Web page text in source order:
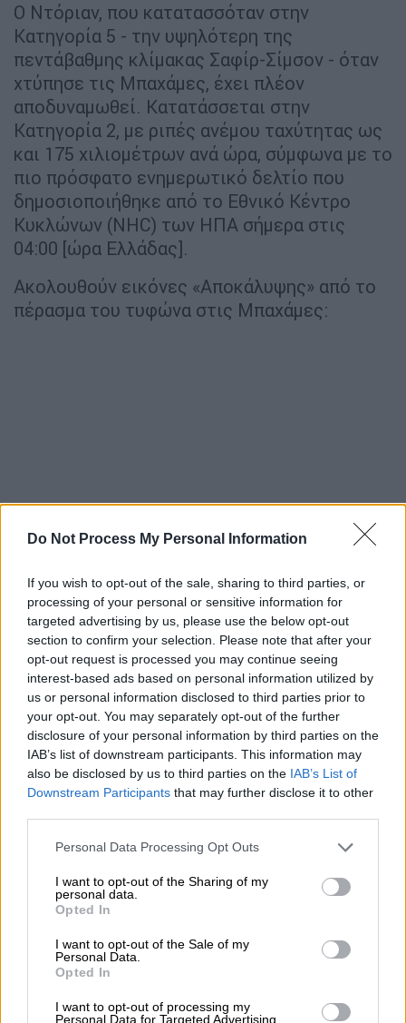
Do Not Process My Personal Information
If you wish to opt-out of the sale, sharing to third parties, or
processing of your personal or sensitive information for
targeted advertising by us, please use the below opt-out
section to confirm your selection. Please note that after your
opt-out request is processed you may continue seeing
interest-based ads based on personal information utilized by
us or personal information disclosed to third parties prior to
your opt-out. You may separately opt-out of the further
disclosure of your personal information by third parties on the
IAB’s list of downstream participants. This information may
also be disclosed by us to third parties on the IAB’s List of
Downstream Participants that may further disclose it to other
Please note that this website/app uses one or more Google
not limited to your visit or usage behaviour. You may click to
grant or deny consent to Google and its third-party tags to
use your data for below specified purposes in below Google
consent section.
Personal Data Processing Opt Outs
I want to opt-out of the Sharing of my
personal data.
Opted In
I want to opt-out of the Sale of my
Personal Data.
Opted In
I want to opt-out of processing my
Personal Data for Targeted Advertising.
Ο Ντόριαν, που κατατασσόταν στην
Κατηγορία 5 - την υψηλότερη της
πεντάβαθμης κλίμακας Σαφίρ-Σίμσον - όταν
χτύπησε τις Μπαχάμες, έχει πλέον
αποδυναμωθεί. Κατατάσσεται στην
Κατηγορία 2, με ριπές ανέμου ταχύτητας ως
και 175 χιλιομέτρων ανά ώρα, σύμφωνα με το
πιο πρόσφατο ενημερωτικό δελτίο που
δημοσιοποιήθηκε από το Εθνικό Κέντρο
Κυκλώνων (NHC) των ΗΠΑ σήμερα στις
04:00 [ώρα Ελλάδας].
Ακολουθούν εικόνες «Αποκάλυψης» από το
πέρασμα του τυφώνα στις Μπαχάμες:
integrationId=eexbs13k057wnr5&playlistId=v-
bwr4hqtnb2ld-st" width="100%">
Here's the scene coming out of
Andros Island, Bahamas as first
responders are prepping for
pic.twitter.com/pxlQnFk8rF
September 4, 2019